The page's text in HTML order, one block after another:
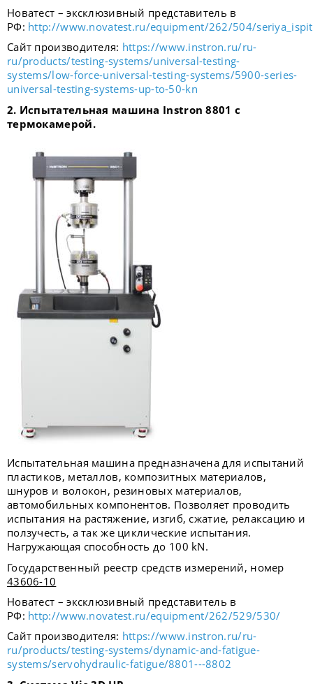
Новатест – эксклюзивный представитель в
РФ: http://www.novatest.ru/equipment/262/504/
Сайт производителя: https://www.instron.ru/ru-
ru/products/testing-systems/universal-testing-
systems/low-force-universal-testing-systems/5900-series-
universal-testing-systems-up-to-50-kn
2. Испытательная машина Instron 8801 с
термокамерой.
Испытательная машина предназначена для испытаний
пластиков, металлов, композитных материалов,
шнуров и волокон, резиновых материалов,
автомобильных компонентов. Позволяет проводить
испытания на растяжение, изгиб, сжатие, релаксацию и
ползучесть, а так же циклические испытания.
Нагружающая способность до 100 kN.
Государственный реестр средств измерений, номер
43606-10
Новатест – эксклюзивный представитель в
РФ: http://www.novatest.ru/equipment/262/529/530/
Сайт производителя: https://www.instron.ru/ru-
ru/products/testing-systems/dynamic-and-fatigue-
systems/servohydraulic-fatigue/8801---8802